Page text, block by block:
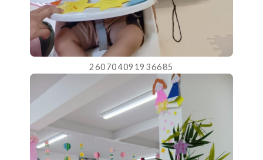
260704091936685